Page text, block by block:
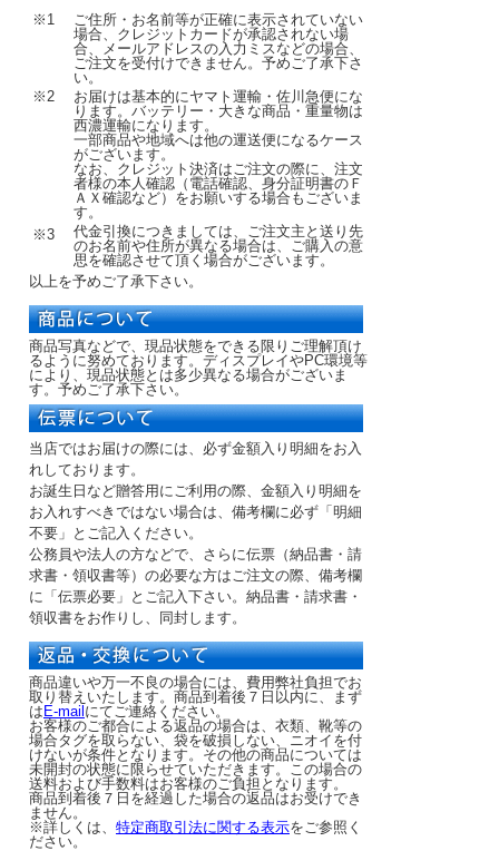
※1
ご住所・お名前等が正確に表示されていない
場合、クレジットカードが承認されない場
合、メールアドレスの入力ミスなどの場合、
ご注文を受付けできません。予めご了承下さ
い。
※2
お届けは基本的にヤマト運輸・佐川急便にな
ります。バッテリー・大きな商品・重量物は
西濃運輸になります。
一部商品や地域へは他の運送便になるケース
がございます。
なお、クレジット決済はご注文の際に、注文
者様の本人確認（電話確認、身分証明書のＦ
ＡＸ確認など）をお願いする場合もございま
す。
※3
代金引換につきましては、ご注文主と送り先
のお名前や住所が異なる場合は、ご購入の意
思を確認させて頂く場合がございます。
以上を予めご了承下さい。
商品写真などで、現品状態をできる限りご理解頂け
るように努めております。ディスプレイやPC環境等
により、現品状態とは多少異なる場合がございま
す。予めご了承下さい。
当店ではお届けの際には、必ず金額入り明細をお入
れしております。
お誕生日など贈答用にご利用の際、金額入り明細を
お入れすべきではない場合は、備考欄に必ず「明細
不要」とご記入ください。
公務員や法人の方などで、さらに伝票（納品書・請
求書・領収書等）の必要な方はご注文の際、備考欄
に「伝票必要」とご記入下さい。納品書・請求書・
領収書をお作りし、同封します。
商品違いや万一不良の場合には、費用弊社負担でお
取り替えいたします。商品到着後７日以内に、まず
は E-mail にてご連絡ください。
お客様のご都合による返品の場合は、衣類、靴等の
場合タグを取らない、袋を破損しない、ニオイを付
けないが条件となります。その他の商品については
未開封の状態に限らせていただきます。この場合の
送料および手数料はお客様のご負担となります。
商品到着後７日を経過した場合の返品はお受けでき
ません。
※詳しくは、 特定商取引法に関する表示をご参照く
ださい。